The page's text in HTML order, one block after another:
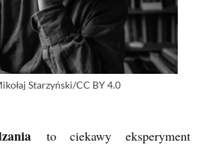
Starzyński/CC BY 4.0
to ciekawy eksperyment